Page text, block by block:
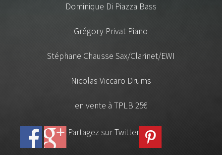
Dominique Di Piazza Bass
Grégory Privat Piano
Stéphane Chausse Sax/Clarinet/EWI
Nicolas Viccaro Drums
en vente à TPLB 25€
Partagez sur Twitter